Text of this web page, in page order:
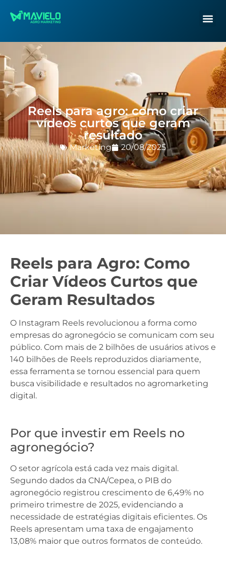
Reels para agro: como criar
vídeos curtos que geram
resultado
Marketing 20/08/2025
Reels para Agro: Como
Criar Vídeos Curtos que
Geram Resultados
O Instagram Reels revolucionou a forma como
empresas do agronegócio se comunicam com seu
público. Com mais de 2 bilhões de usuários ativos e
140 bilhões de Reels reproduzidos diariamente,
essa ferramenta se tornou essencial para quem
busca visibilidade e resultados no agromarketing
digital.
Por que investir em Reels no
agronegócio?
O setor agrícola está cada vez mais digital.
Segundo dados da CNA/Cepea, o PIB do
agronegócio registrou crescimento de 6,49% no
primeiro trimestre de 2025, evidenciando a
necessidade de estratégias digitais eficientes. Os
Reels apresentam uma taxa de engajamento
13,08% maior que outros formatos de conteúdo.